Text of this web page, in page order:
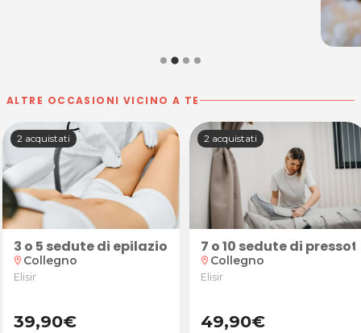
ALTRE OCCASIONI VICINO A TE
estetica
minuti presso Hana Beauty estetica
2 acquistati
3 o 5 sedute di epilazione laser su zone piccole,
location_on Collegno
Elisir
39,90€
2 acquistati
7 o 10 sedute di
location_on Collegno
Elisir
49,90€